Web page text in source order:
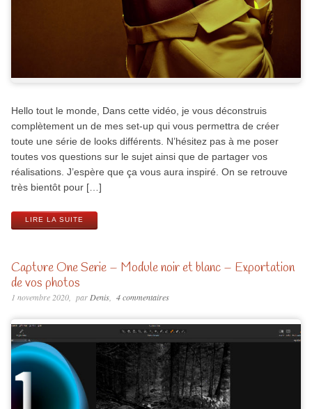
Hello tout le monde, Dans cette vidéo, je vous déconstruis
complètement un de mes set-up qui vous permettra de créer
toute une série de looks différents. N’hésitez pas à me poser
toutes vos questions sur le sujet ainsi que de partager vos
réalisations. J’espère que ça vous aura inspiré. On se retrouve
très bientôt pour […]
LIRE LA SUITE
Capture One Serie – Module noir et blanc – Exportation
de vos photos
1 novembre 2020 par Denis 4 commentaires